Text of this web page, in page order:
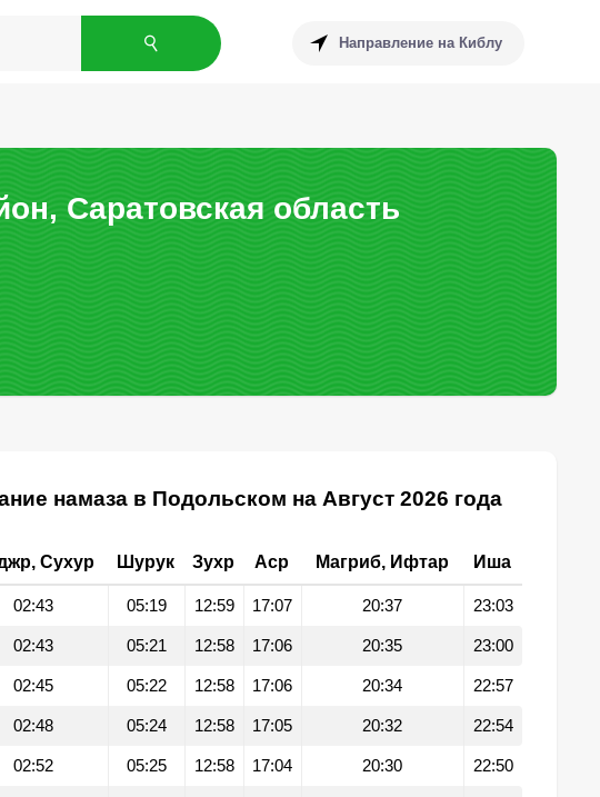
Направление на Киблу
Саратовская область
намаза в Подольском на Август 2026 года
Сухур Шурук Зухр Аср Магриб, Ифтар Иша
02:43 05:19 12:59 17:07 20:37 23:03
02:43 05:21 12:58 17:06 20:35 23:00
02:45 05:22 12:58 17:06 20:34 22:57
02:48 05:24 12:58 17:05 20:32 22:54
02:52 05:25 12:58 17:04 20:30 22:50